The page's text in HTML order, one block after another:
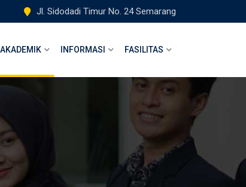
Jl. Sidodadi Timur No. 24 Semarang
AKADEMIK INFORMASI FASILITAS